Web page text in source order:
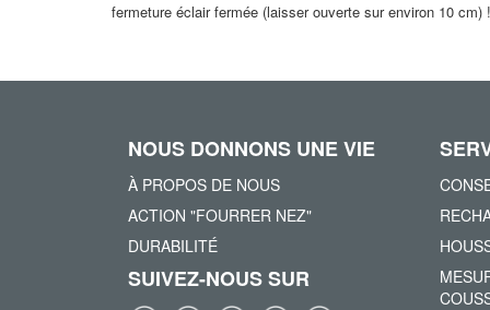
fermeture éclair fermée (laisser ouverte sur environ 10 cm) !
NOUS DONNONS UNE VIE
À PROPOS DE NOUS
ACTION "FOURRER NEZ"
DURABILITÉ
SUIVEZ-NOUS SUR